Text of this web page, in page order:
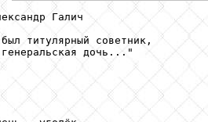
Галич
титулярный советник,
дочь..."